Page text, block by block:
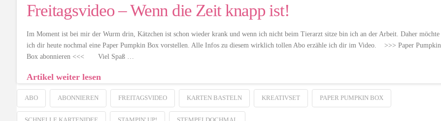
Freitagsvideo – Wenn die Zeit knapp ist!
Im Moment ist bei mir der Wurm drin, Kätzchen ist schon wieder krank und wenn ich nicht beim Tierarzt sitze bin ich an der Arbeit. Daher möchte
ich dir heute nochmal eine Paper Pumpkin Box vorstellen. Alle Infos zu diesem wirklich tollen Abo erzähle ich dir im Video. >>> Paper Pumpkin
Box abonnieren <<< Viel Spaß …
Artikel weiter lesen
ABO ABONNIEREN FREITAGSVIDEO KARTEN BASTELN KREATIVSET PAPER PUMPKIN BOX